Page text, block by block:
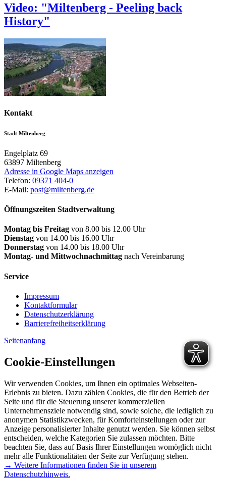
Video: "Miltenberg - Peeling back
History"
Kontakt
Stadt Miltenberg
Engelplatz 69
63897 Miltenberg
Adresse in Google Maps anzeigen
Telefon: 09371 404-0
E-Mail: post@miltenberg.de
Öffnungszeiten Stadtverwaltung
Montag bis Freitag von 8.00 bis 12.00 Uhr
Dienstag von 14.00 bis 16.00 Uhr
Donnerstag von 14.00 bis 18.00 Uhr
Montag- und Mittwochnachmittag nach Vereinbarung
Service
Impressum
Kontaktformular
Datenschutzerklärung
Barrierefreiheitserklärung
Seitenanfang
Cookie-Einstellungen
Wir verwenden Cookies, um Ihnen ein optimales Webseiten-
Erlebnis zu bieten. Dazu zählen Cookies, die für den Betrieb der
Seite und für die Steuerung unserer kommerziellen
Unternehmensziele notwendig sind, sowie solche, die lediglich zu
anonymen Statistikzwecken, für Komforteinstellungen oder zur
Anzeige personalisierter Inhalte genutzt werden. Sie können selbst
entscheiden, welche Kategorien Sie zulassen möchten. Bitte
beachten Sie, dass auf Basis Ihrer Einstellungen womöglich nicht
mehr alle Funktionalitäten der Seite zur Verfügung stehen.
→ Weitere Informationen finden Sie in unserem
Datenschutzhinweis.